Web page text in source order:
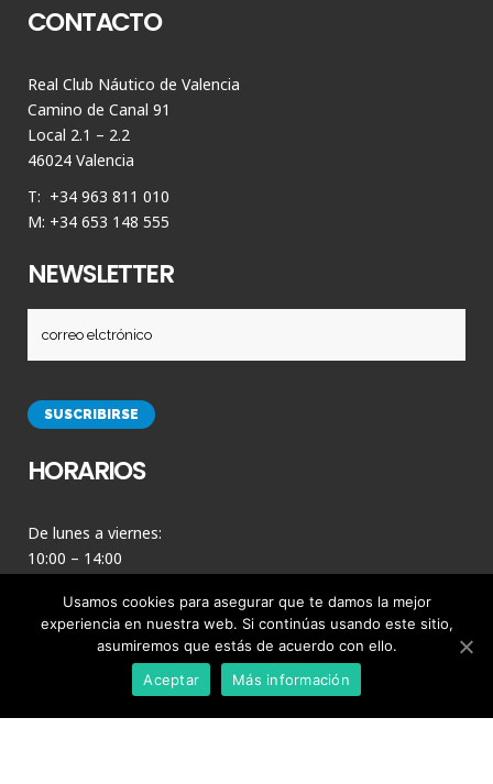
CONTACTO
Real Club Náutico de Valencia
Camino de Canal 91
Local 2.1 – 2.2
46024 Valencia
T: +34 963 811 010
M: +34 653 148 555
NEWSLETTER
HORARIOS
De lunes a viernes:
10:00 – 14:00
Agosto: Solo 10:00 – 14:00
Sabado: cerrado
Domingo: cerrado
Usamos cookies para asegurar que te damos la mejor
experiencia en nuestra web. Si continúas usando este sitio,
asumiremos que estás de acuerdo con ello.
Aceptar
Más información